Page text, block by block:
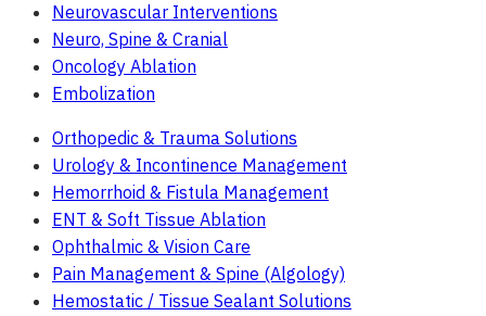
Neurovascular Interventions
Neuro, Spine & Cranial
Oncology Ablation
Embolization
Orthopedic & Trauma Solutions
Urology & Incontinence Management
Hemorrhoid & Fistula Management
ENT & Soft Tissue Ablation
Ophthalmic & Vision Care
Pain Management & Spine (Algology)
Hemostatic / Tissue Sealant Solutions